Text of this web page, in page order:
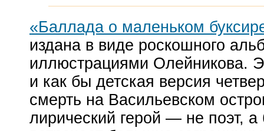
«Баллада о маленьком
издана в виде роскошного
иллюстрациями Олейникова.
и как бы детская версия
смерть на Васильевском
лирический герой — не поэт, а